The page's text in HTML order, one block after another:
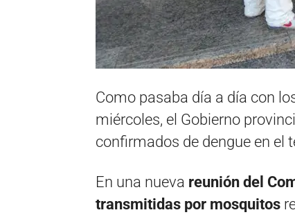
Como pasaba día a día con
miércoles, el Gobierno
confirmados de dengue en el
En una nueva reunión del
transmitidas por mosquitos